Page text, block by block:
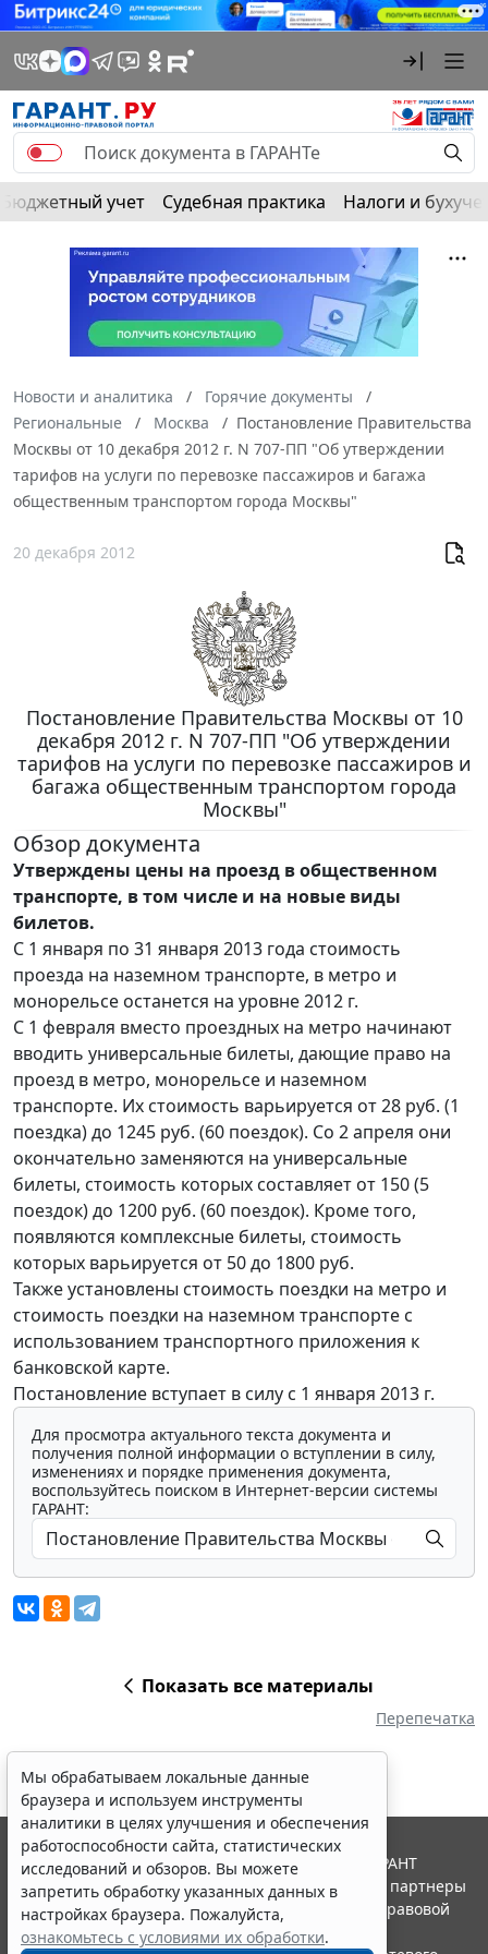
Бюджетный учет Судебная практика Налоги и
Новости и аналитика
Горячие документы
Региональные
Москва
Постановление Правительства
Москвы от 10 декабря 2012 г. N 707-ПП "Об утверждении
тарифов на услуги по перевозке пассажиров и багажа
общественным транспортом города Москвы"
20 декабря 2012
Постановление Правительства Москвы от 10
декабря 2012 г. N 707-ПП "Об утверждении
тарифов на услуги по перевозке пассажиров и
багажа общественным транспортом города
Москвы"
Обзор документа
Утверждены цены на проезд в общественном
транспорте, в том числе и на новые виды
билетов.
С 1 января по 31 января 2013 года стоимость
проезда на наземном транспорте, в метро и
монорельсе останется на уровне 2012 г.
С 1 февраля вместо проездных на метро начинают
вводить универсальные билеты, дающие право на
проезд в метро, монорельсе и наземном
транспорте. Их стоимость варьируется от 28 руб. (1
поездка) до 1245 руб. (60 поездок). Со 2 апреля они
окончательно заменяются на универсальные
билеты, стоимость которых составляет от 150 (5
поездок) до 1200 руб. (60 поездок). Кроме того,
появляются комплексные билеты, стоимость
которых варьируется от 50 до 1800 руб.
Также установлены стоимость поездки на метро и
стоимость поездки на наземном транспорте с
использованием транспортного приложения к
банковской карте.
Постановление вступает в силу с 1 января 2013 г.
Для просмотра актуального текста документа и
получения полной информации о вступлении в силу,
изменениях и порядке применения документа,
воспользуйтесь поиском в Интернет-версии системы
ГАРАНТ:
Показать все материалы
Перепечатка
Мы обрабатываем локальные данные
браузера и используем инструменты
аналитики в целях улучшения и обеспечения
работоспособности сайта, статистических
исследований и обзоров. Вы можете
запретить обработку указанных данных в
настройках браузера. Пожалуйста,
ознакомьтесь с условиями их обработки.
© ООО "НПП "ГАРАНТ-СЕРВИС", 2026. Система ГАРАНТ
выпускается с 1990 года. Компания "Гарант" и ее партнеры
являются участниками Российской ассоциации правовой
информации ГАРАНТ.